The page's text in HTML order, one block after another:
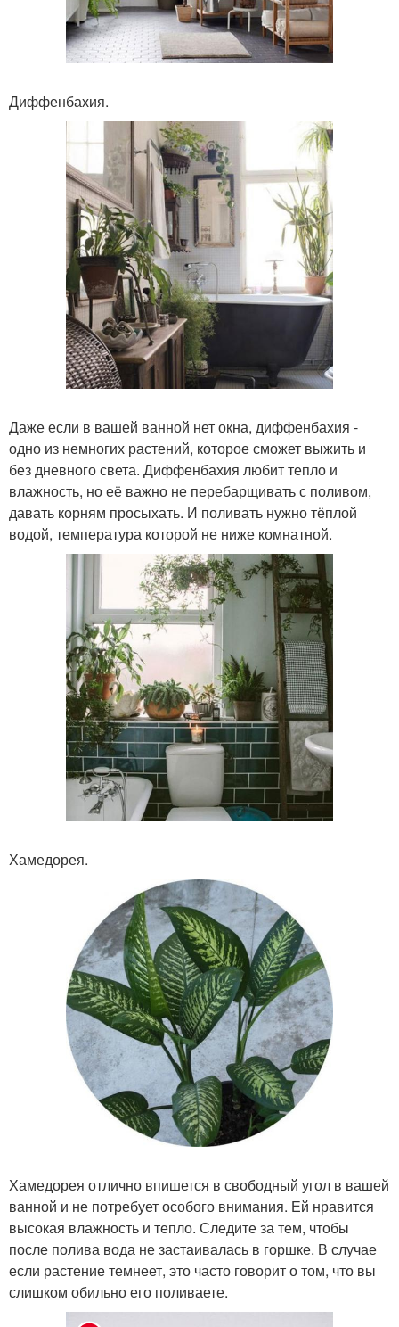
Диффенбахия.
Даже если в вашей ванной нет окна, диффенбахия -
одно из немногих растений, которое сможет выжить и
без дневного света. Диффенбахия любит тепло и
влажность, но её важно не перебарщивать с поливом,
давать корням просыхать. И поливать нужно тёплой
водой, температура которой не ниже комнатной.
Хамедорея.
Хамедорея отлично впишется в свободный угол в вашей
ванной и не потребует особого внимания. Ей нравится
высокая влажность и тепло. Следите за тем, чтобы
после полива вода не застаивалась в горшке. В случае
если растение темнеет, это часто говорит о том, что вы
слишком обильно его поливаете.